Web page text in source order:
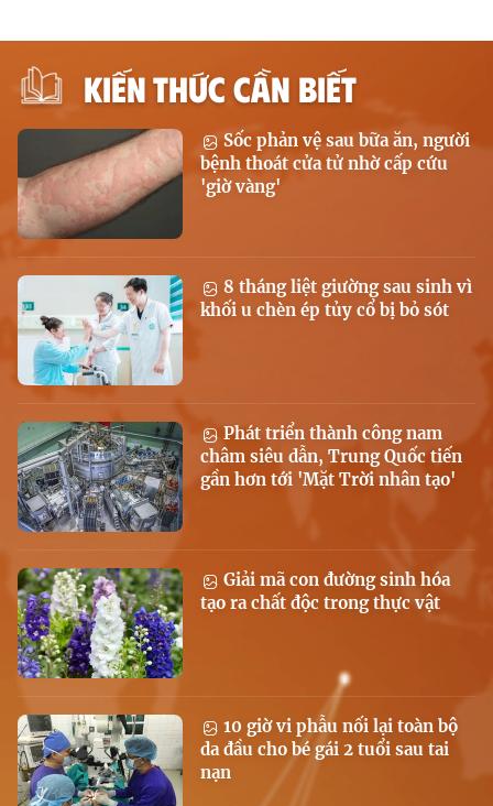
KIẾN THỨC CẦN BIẾT
Sốc phản vệ sau bữa ăn, người
bệnh thoát cửa tử nhờ cấp cứu
'giờ vàng'
8 tháng liệt giường sau sinh vì
khối u chèn ép tủy cổ bị bỏ sót
Phát triển thành công nam
châm siêu dẫn, Trung Quốc tiến
gần hơn tới 'Mặt Trời nhân tạo'
Giải mã con đường sinh hóa
tạo ra chất độc trong thực vật
10 giờ vi phẫu nối lại toàn bộ
da đầu cho bé gái 2 tuổi sau tai
nạn